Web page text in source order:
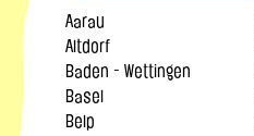
Aarau
Altdorf
Baden - Wettingen
Basel
Belp